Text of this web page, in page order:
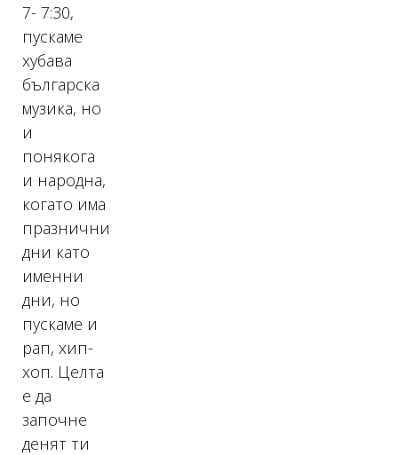
7- 7:30,
пускаме
хубава
българска
музика, но
и
понякога
и народна,
когато има
празнични
дни като
именни
дни, но
пускаме и
рап, хип-
хоп. Целта
е да
започне
денят ти